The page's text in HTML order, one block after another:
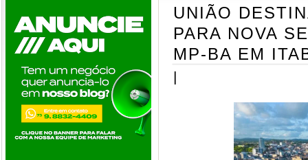
UNIÃO
PARA NOVA
MP-BA EM
|